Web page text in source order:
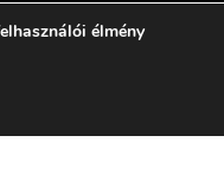
élmény